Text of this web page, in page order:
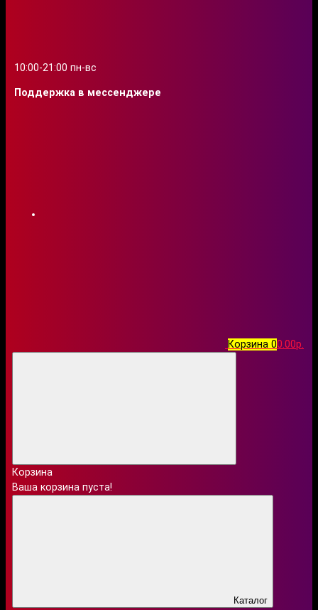
10:00-21:00 пн-вс
Поддержка в мессенджере
Корзина 00.00р.
Корзина
Ваша корзина пуста!
Каталог